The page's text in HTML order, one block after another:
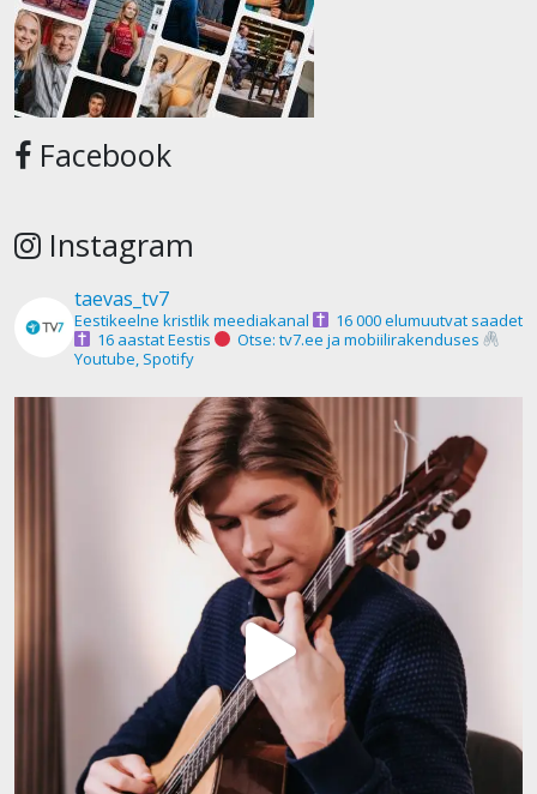
Facebook
Instagram
taevas_tv7
Eestikeelne kristlik meediakanal
16 000 elumuutvat saadet
16 aastat Eestis
Otse: tv7.ee ja mobiilirakenduses
Youtube, Spotify